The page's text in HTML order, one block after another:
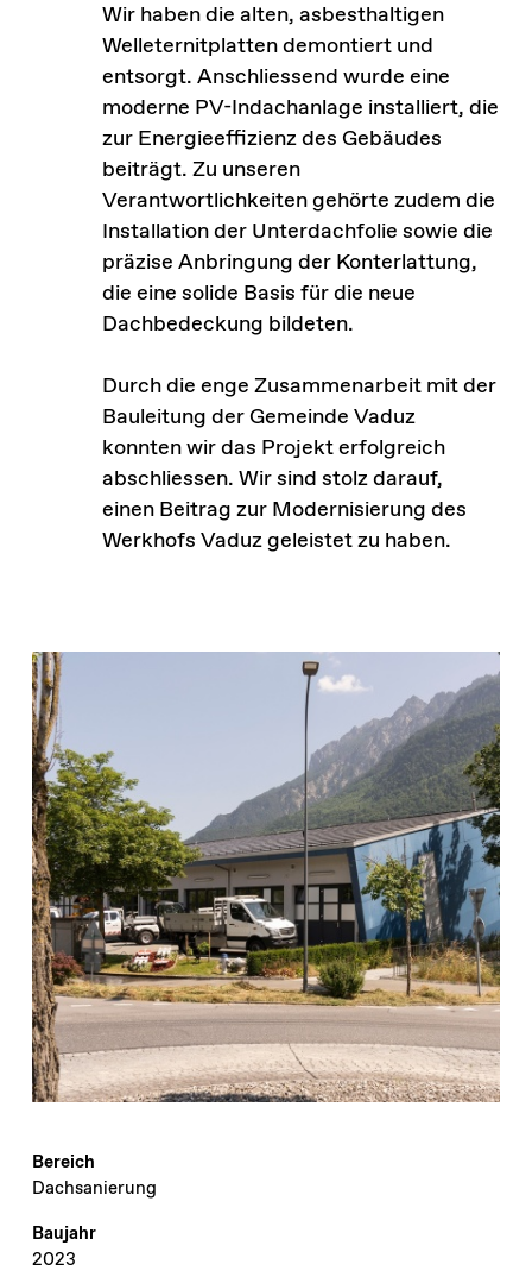
Wir haben die alten, asbesthaltigen
Welleternitplatten demontiert und
entsorgt. Anschliessend wurde eine
moderne PV-Indachanlage installiert, die
zur Energieeffizienz des Gebäudes
beiträgt. Zu unseren
Verantwortlichkeiten gehörte zudem die
Installation der Unterdachfolie sowie die
präzise Anbringung der Konterlattung,
die eine solide Basis für die neue
Dachbedeckung bildeten.
Durch die enge Zusammenarbeit mit der
Bauleitung der Gemeinde Vaduz
konnten wir das Projekt erfolgreich
abschliessen. Wir sind stolz darauf,
einen Beitrag zur Modernisierung des
Werkhofs Vaduz geleistet zu haben.
Bereich
Dachsanierung
Baujahr
2023